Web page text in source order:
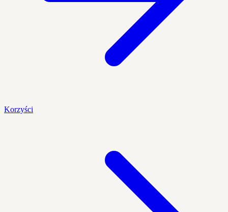
Korzyści